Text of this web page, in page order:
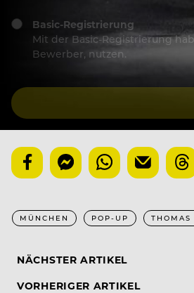
Basic-Registrierung
Mit der Basic-Registrierung
Bewerber, nutzen.
MÜNCHEN POP-UP THOMAS
NÄCHSTER ARTIKEL
VORHERIGER ARTIKEL